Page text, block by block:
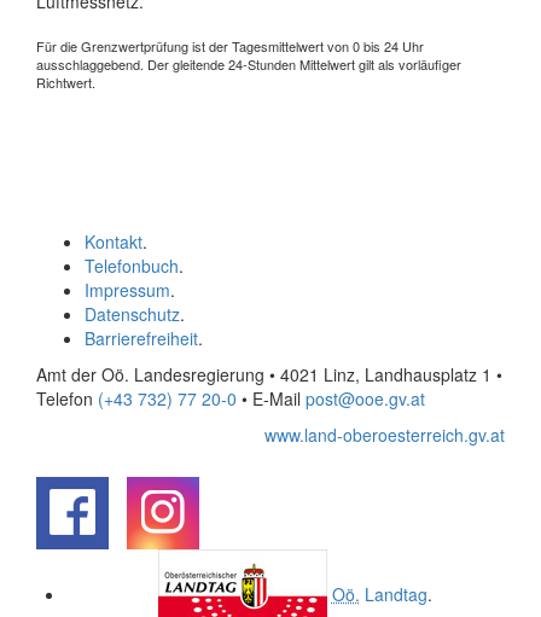
Für die Grenzwertprüfung ist der Tagesmittelwert von 0 bis 24 Uhr
ausschlaggebend. Der gleitende 24-Stunden Mittelwert gilt als vorläufiger
Richtwert.
Kontakt.
Telefonbuch.
Impressum.
Datenschutz.
Barrierefreiheit.
Amt der Oö. Landesregierung • 4021 Linz, Landhausplatz 1 •
Telefon (+43 732) 77 20-0 • E-Mail post@ooe.gv.at
www.land-oberoesterreich.gv.at
Oö. Landtag.